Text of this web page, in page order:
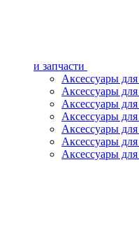
и запчасти
Аксессуары
Аксессуары
Аксессуары
Аксессуары
Аксессуары
Аксессуары
Аксессуары для